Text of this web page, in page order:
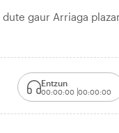
gaur Arriaga
Entzun
00:00:00 00:00:00